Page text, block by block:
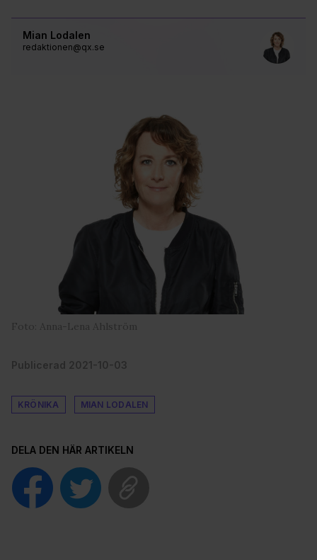
Mian Lodalen
redaktionen@qx.se
Foto: Anna-Lena Ahlström
Publicerad 2021-10-03
KRÖNIKA MIAN LODALEN
DELA DEN HÄR ARTIKELN